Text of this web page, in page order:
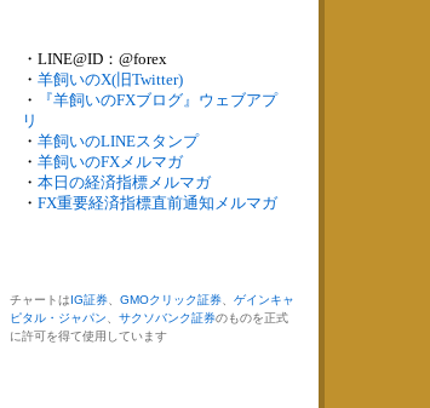
・LINE@ID：@forex
・ 羊飼いのX(旧Twitter)
・
『羊飼いのFXブログ』ウェブアプ
リ
・ 羊飼いのLINEスタンプ
・ 羊飼いのFXメルマガ
・ 本日の経済指標メルマガ
・ FX重要経済指標直前通知メルマガ
チャートはIG証券 GMOクリック証券
ゲインキャ
ピタル・ジャパン
サクソバンク証券のものを正式
に許可を得て使用しています